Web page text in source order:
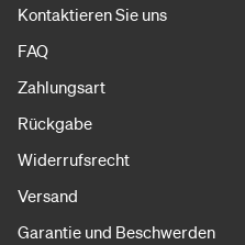
Kontaktieren Sie uns
FAQ
Zahlungsart
Rückgabe
Widerrufsrecht
Versand
Garantie und Beschwerden